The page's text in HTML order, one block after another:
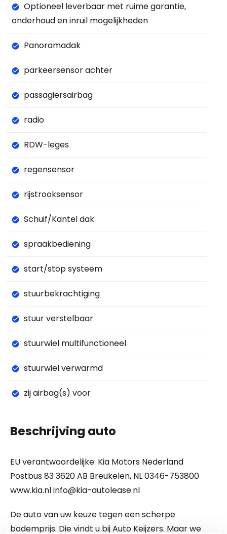
Optioneel leverbaar met ruime garantie,
onderhoud en inruil mogelijkheden
Panoramadak
parkeersensor achter
passagiersairbag
radio
RDW-leges
regensensor
rijstrooksensor
Schuif/Kantel dak
spraakbediening
start/stop systeem
stuurbekrachtiging
stuur verstelbaar
stuurwiel multifunctioneel
stuurwiel verwarmd
zij airbag(s) voor
Beschrijving auto
EU verantwoordelijke: Kia Motors Nederland
Postbus 83 3620 AB Breukelen, NL 0346-753800
www.kia.nlinfo@kia-autolease.nl
De auto van uw keuze tegen een scherpe
bodemprijs. Die vindt u bij Auto Keijzers. Maar we